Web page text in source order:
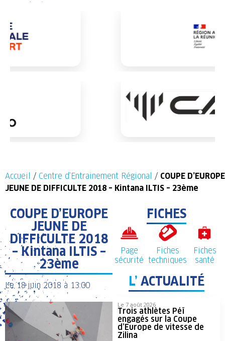
Accueil / Centre d’Entrainement Régional / COUPE D’EUROPE
JEUNE DE DIFFICULTE 2018 – Kintana ILTIS – 23ème
COUPE D’EUROPE
JEUNE DE
DIFFICULTE 2018
– Kintana ILTIS –
23ème
Le 18 juin 2018 à 13:00
FICHES
Page
sécurité
Fiches
techniques
Fiches
santé
L’ ACTUALITÉ
Le 7 août 2026
Trois athlètes Péï
engagés sur la Coupe
d’Europe de vitesse de
Zilina